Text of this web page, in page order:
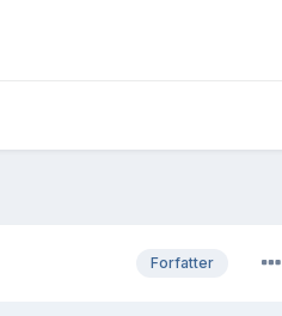
Forfatter